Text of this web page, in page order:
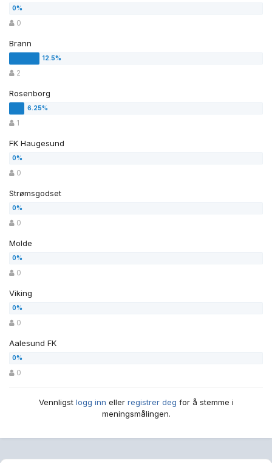
0
Brann
2
Rosenborg
1
FK Haugesund
0
Strømsgodset
0
Molde
0
Viking
0
Aalesund FK
0
Vennligst logg inn eller registrer deg for å stemme i
meningsmålingen.